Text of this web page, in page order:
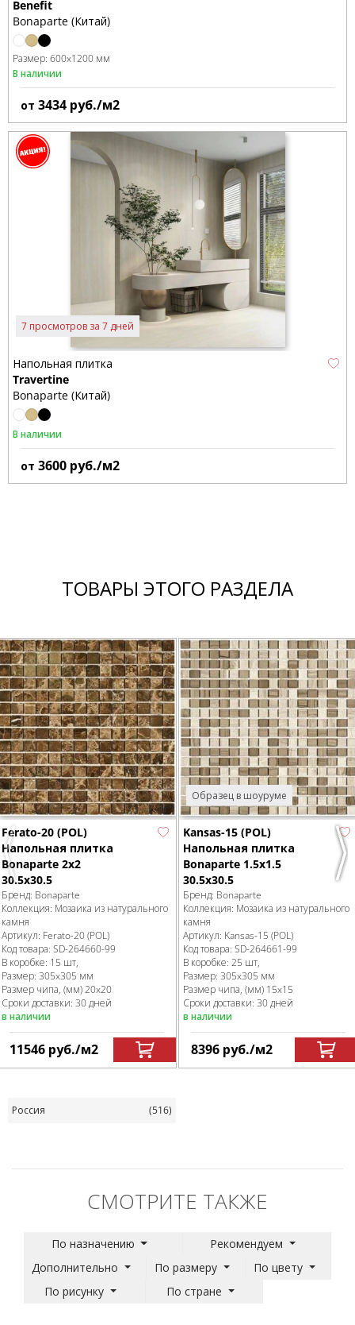
Benefit
Bonaparte (Китай)
Размер: 600x1200 мм
В наличии
от 3434 руб./м2
7 просмотров за 7 дней
Напольная плитка
Travertine
Bonaparte (Китай)
В наличии
от 3600 руб./м2
ТОВАРЫ ЭТОГО РАЗДЕЛА
Previous
Ferato-20 (POL)
Напольная плитка
Bonaparte 2x2
30.5х30.5
Бренд: Bonaparte
Коллекция: Мозаика из натурального
камня
Артикул: Ferato-20 (POL)
Код товара: SD-264660-99
В коробке: 15 шт,
Размер: 305x305 мм
Размер чипа, (мм)20x20
Сроки доставки: 30 дней
в наличии
11546 руб./м2
Образец в шоуруме
Kansas-15 (POL)
Напольная плитка
Bonaparte 1.5x1.5
30.5х30.5
Бренд: Bonaparte
Коллекция: Мозаика из натурального
камня
Артикул: Kansas-15 (POL)
Код товара: SD-264661-99
В коробке: 25 шт,
Размер: 305x305 мм
Размер чипа, (мм) 15x15
Сроки доставки: 30 дней
в наличии
8396 руб./м2
Россия (516)
СМОТРИТЕ ТАКЖЕ
По назначению
Рекомендуем
Дополнительно
По размеру
По цвету
По рисунку
По стране